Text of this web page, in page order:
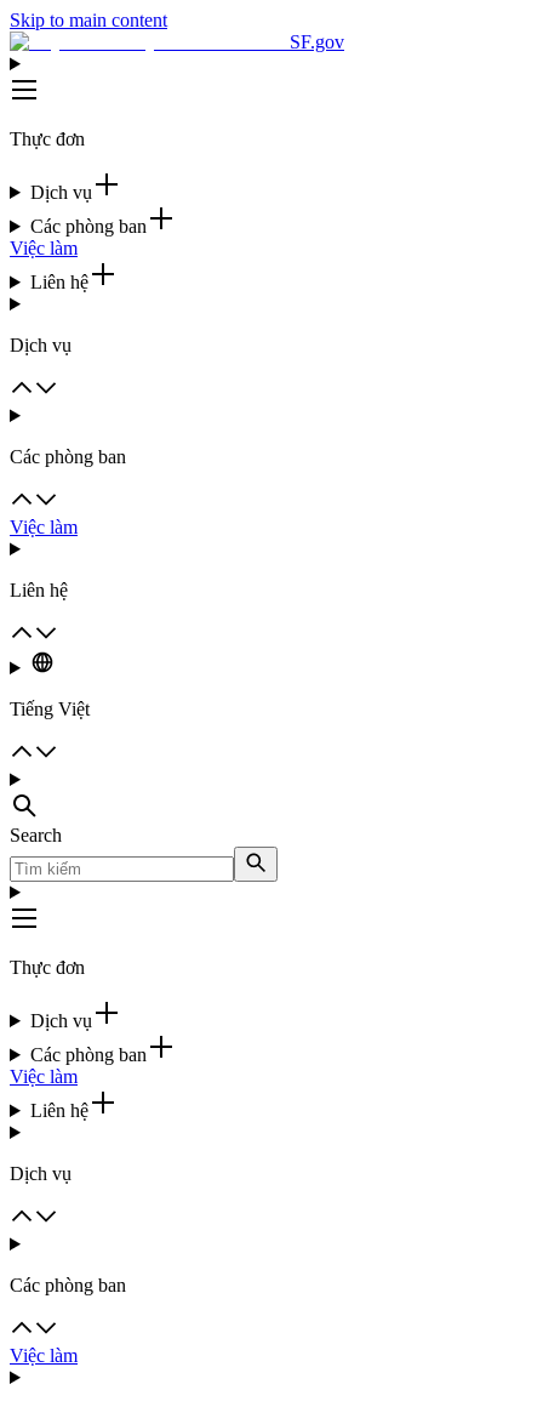
Skip to main content
SF.gov
Thực đơn
Dịch vụ
Các phòng ban
Việc làm
Liên hệ
Dịch vụ
Các phòng ban
Việc làm
Liên hệ
Tiếng Việt
Search
Thực đơn
Dịch vụ
Các phòng ban
Việc làm
Liên hệ
Dịch vụ
Các phòng ban
Việc làm